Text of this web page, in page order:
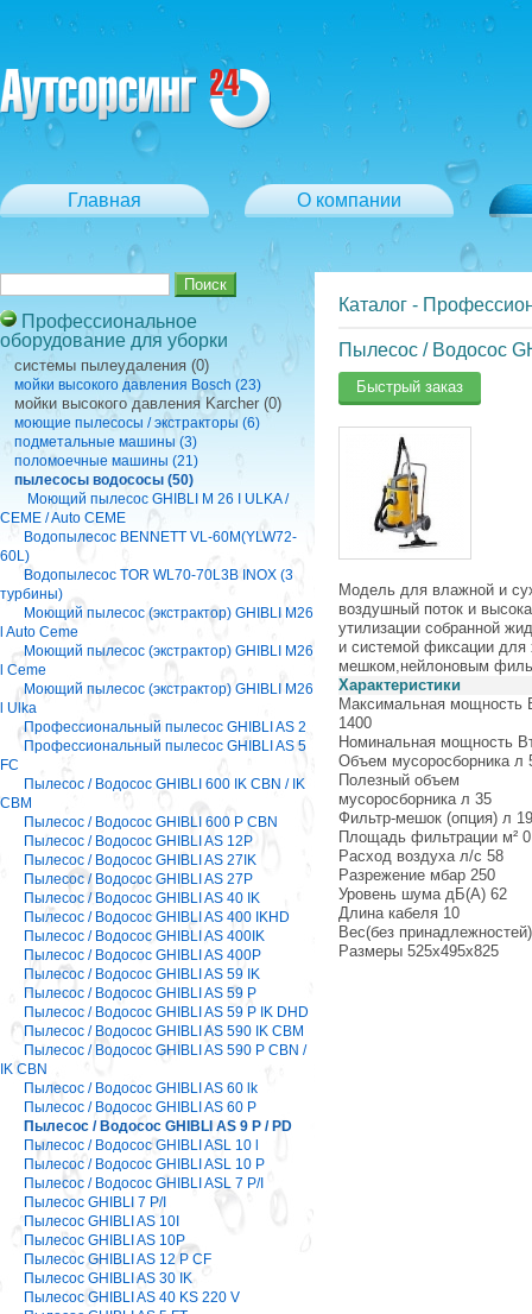
Главная О компании
Профессиональное
оборудование для уборки
cистемы пылеудаления (0)
мойки высокого давления Bosch (23)
мойки высокого давления Karcher (0)
моющие пылесосы / экстракторы (6)
подметальные машины (3)
поломоечные машины (21)
пылесосы водососы (50)
Моющий пылесос GHIBLI M 26 I ULKA /
CEME / Auto CEME
Водопылесос BENNETT VL-60M(YLW72-
60L)
Водопылесос TOR WL70-70L3B INOX (3
турбины)
Моющий пылесос (экстрактор) GHIBLI M26
l Auto Ceme
Моющий пылесос (экстрактор) GHIBLI M26
l Ceme
Моющий пылесос (экстрактор) GHIBLI M26
l Ulka
Профессиональный пылесос GHIBLI AS 2
Профессиональный пылесос GHIBLI AS 5
FC
Пылесос / Водосос GHIBLI 600 IK CBN / IK
CBM
Пылесос / Водосос GHIBLI 600 P CBN
Пылесос / Водосос GHIBLI AS 12P
Пылесос / Водосос GHIBLI AS 27IK
Пылесос / Водосос GHIBLI AS 27P
Пылесос / Водосос GHIBLI AS 40 IK
Пылесос / Водосос GHIBLI AS 400 IKHD
Пылесос / Водосос GHIBLI AS 400IK
Пылесос / Водосос GHIBLI AS 400P
Пылесос / Водосос GHIBLI AS 59 IK
Пылесос / Водосос GHIBLI AS 59 P
Пылесос / Водосос GHIBLI AS 59 P IK DHD
Пылесос / Водосос GHIBLI AS 590 IK CBM
Пылесос / Водосос GHIBLI AS 590 P CBN /
IK CBN
Пылесос / Водосос GHIBLI AS 60 lk
Пылесос / Водосос GHIBLI AS 60 P
Пылесос / Водосос GHIBLI AS 9 P / PD
Пылесос / Водосос GHIBLI ASL 10 l
Пылесос / Водосос GHIBLI ASL 10 P
Пылесос / Водосос GHIBLI ASL 7 P/I
Пылесос GHIBLI 7 P/I
Пылесос GHIBLI AS 10I
Пылесос GHIBLI AS 10P
Пылесос GHIBLI AS 12 P CF
Пылесос GHIBLI AS 30 IK
Пылесос GHIBLI AS 40 KS 220 V
Каталог -
Пылесос / Водосос
Быстрый заказ
Модель для влажной и
воздушный поток и
утилизации собранной
и системой фиксации
мешком,нейлоновым
Характеристики
Максимальная мощность
1400
Номинальная мощность
Объем мусоросборника л
Полезный объем
мусоросборника л 35
Фильтр-мешок (опция) л 19
Площадь фильтрации м²
Расход воздуха л/с 58
Разрежение мбар 250
Уровень шума дБ(А) 62
Длина кабеля 10
Вес(без
Размеры 525х495х825